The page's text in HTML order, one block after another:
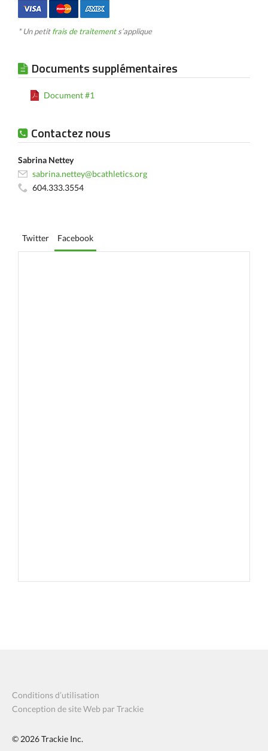
* Un petitfrais de traitements’applique
Documents supplémentaires
Document #1
Contactez nous
Sabrina Nettey
sabrina.nettey@bcathletics.org
604.333.3554
Twitter Facebook
Conditions d’utilisation
Conception de site Web par Trackie
© 2026Trackie Inc.